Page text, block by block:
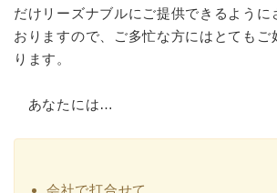
だけリーズナブルにご提供できるように
おりますので、ご多忙な方にはとてもご
ります。
あなたには…